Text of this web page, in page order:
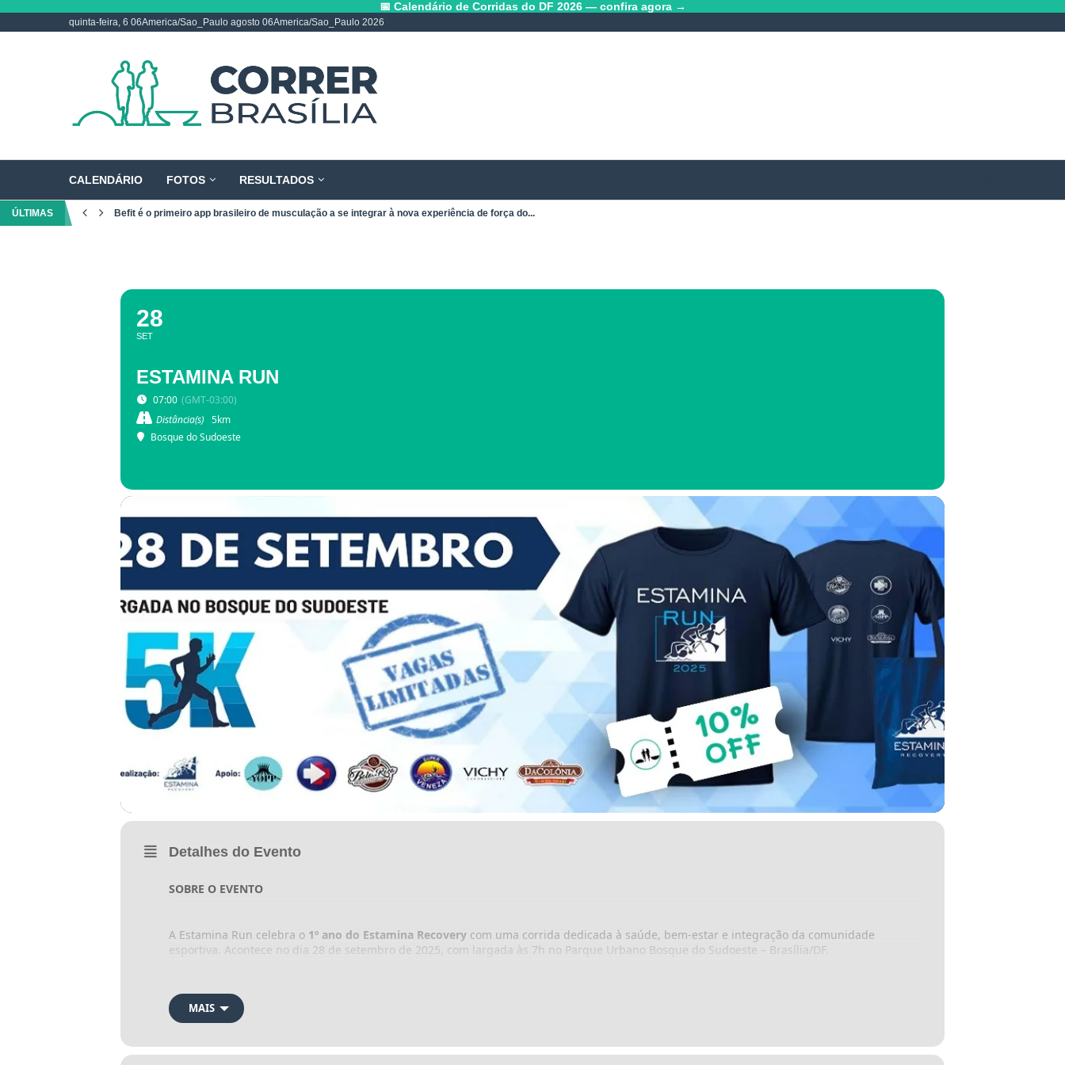
📅 Calendário de Corridas do DF 2026 — confira agora →
quinta-feira, 6 06America/Sao_Paulo agosto 06America/Sao_Paulo 2026
CALENDÁRIO FOTOS RESULTADOS
ÚLTIMAS Befit é o primeiro app brasileiro de musculação a se integrar à nova experiência de força do...
28
SET
ESTAMINA RUN
07:00 (GMT-03:00)
Distância(s) 5km
Bosque do Sudoeste
Detalhes do Evento
SOBRE O EVENTO
A Estamina Run celebra o 1º ano do Estamina Recovery com uma corrida dedicada à saúde, bem-estar e integração da comunidade
esportiva. Acontece no dia 28 de setembro de 2025, com largada às 7h no Parque Urbano Bosque do Sudoeste – Brasília/DF.
A distância percorrida será de 5 km e a participação é permitida para pessoas a partir de 14 anos de idade!
MAIS